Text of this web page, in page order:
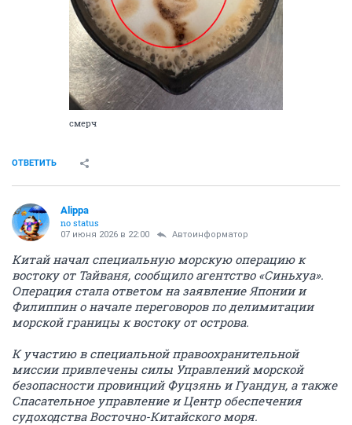
смерч
ОТВЕТИТЬ
Alippa
no status
07 июня 2026 в 22:00 Автоинформатор
Китай начал специальную морскую операцию к
востоку от Тайваня, сообщило агентство «Синьхуа».
Операция стала ответом на заявление Японии и
Филиппин о начале переговоров по делимитации
морской границы к востоку от острова.
К участию в специальной правоохранительной
миссии привлечены силы Управлений морской
безопасности провинций Фуцзянь и Гуандун, а также
Спасательное управление и Центр обеспечения
судоходства Восточно-Китайского моря.